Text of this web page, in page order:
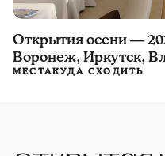
Открытия осени —
Воронеж, Иркутск,
МЕСТАКУДА СХОДИТЬ